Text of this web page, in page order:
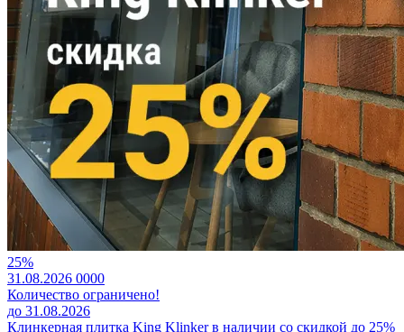
25%
31.08.2026 0000
Количество ограничено!
до 31.08.2026
Клинкерная плитка King Klinker в наличии со скидкой до 25%